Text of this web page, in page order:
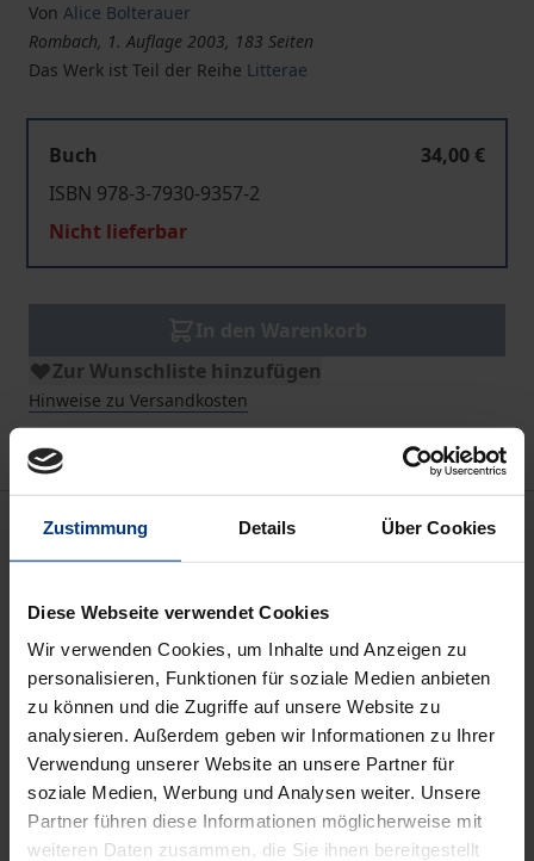
Zustimmung Details Über Cookies
Diese Webseite verwendet Cookies
Wir verwenden Cookies, um Inhalte und Anzeigen zu
personalisieren, Funktionen für soziale Medien anbieten
zu können und die Zugriffe auf unsere Website zu
analysieren. Außerdem geben wir Informationen zu Ihrer
Verwendung unserer Website an unsere Partner für
soziale Medien, Werbung und Analysen weiter. Unsere
Partner führen diese Informationen möglicherweise mit
weiteren Daten zusammen, die Sie ihnen bereitgestellt
Von Alice Bolterauer
Rombach, 1. Auflage 2003, 183 Seiten
Das Werk ist Teil der Reihe Litterae
Buch
34,00 €
ISBN 978-3-7930-9357-2
Nicht lieferbar
Zur Wunschliste hinzufügen
Hinweise zu Versandkosten
Bibliografische Angaben
Auflage
1
ISBN
978-3-7930-9357-2
Untertitel
Die literarische Selbstreflexion der Wiener
Moderne